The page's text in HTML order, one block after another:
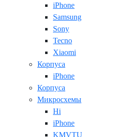
iPhone
Samsung
Sony
Tecno
Xiaomi
Корпуса
iPhone
Корпуса
Микросхемы
Hi
iPhone
KMVTU